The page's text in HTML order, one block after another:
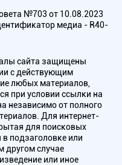
№703 от 10.08.2023
медиа - R40-
сайта защищены
с действующим
любых материалов,
при условии ссылки на
независимо от полного
Для интернет-
для поисковых
подзаголовке или
другом случае
или иное